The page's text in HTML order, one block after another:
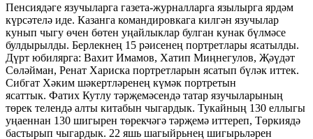
Пенсиядәге язучыларга газета-журналларга язылырга ярдәм
күрсәтелә иде. Казанга командировкага килгән язучылар
кунып чыгу өчен бөтен уңайлыклар булган кунак бүлмәсе
булдырылды. Берлекнең 15 рәисенең портретлары ясатылды.
Дүрт юбилярга: Вахит Имамов, Хатип Миңнегулов, Җәүдәт
Сөләйман, Ренат Хариска портретларын ясатып бүләк иттек.
Сибгат Хәким шәкертләренең күмәк портретын
ясаттык. Фатих Кутлу тәрҗемәсендә татар язучыларының
төрек телендә алты китабын чыгардык. Тукайның 130 еллыгы
уңаеннан 130 шигырен төрекчәгә тәрҗемә иттереп, Төркиядә
бастырып чыгардык. 22 яшь шагыйрьнең шигырьләрен